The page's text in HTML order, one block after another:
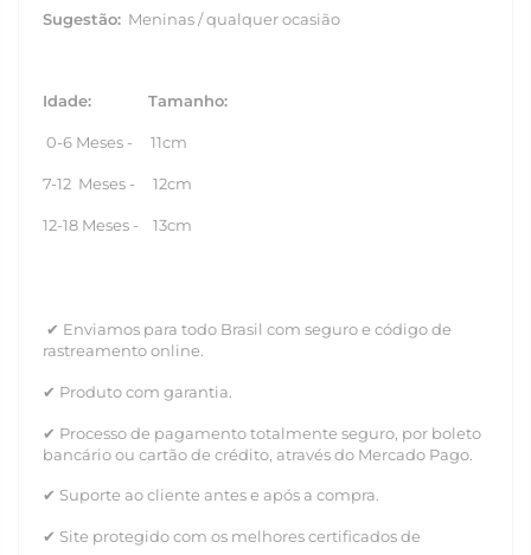
Sugestão: Meninas / qualquer ocasião
Idade: Tamanho:
0-6 Meses - 11cm
7-12 Meses - 12cm
12-18 Meses - 13cm
✔ Enviamos para todo Brasil com seguro e código de
rastreamento online.
✔ Produto com garantia.
✔ Processo de pagamento totalmente seguro, por boleto
bancário ou cartão de crédito, através do Mercado Pago.
✔ Suporte ao cliente antes e após a compra.
✔ Site protegido com os melhores certificados de